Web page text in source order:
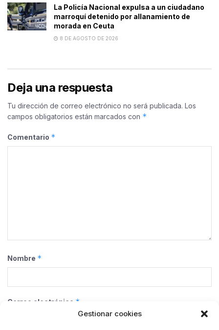
Gestionar cookies
La Policía Nacional expulsa a un ciudadano
marroquí detenido por allanamiento de
morada en Ceuta
8 DE AGOSTO DE 2026
Deja una respuesta
Tu dirección de correo electrónico no será publicada. Los
campos obligatorios están marcados con *
Comentario *
Nombre *
Correo electrónico *